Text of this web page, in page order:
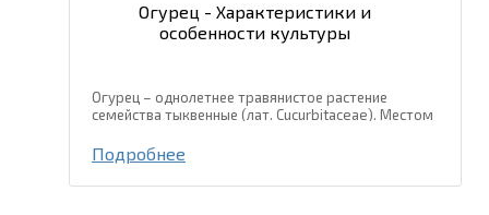
Огурец - Характеристики и
особенности культуры
Огурец – однолетнее травянистое растение
семейства тыквенные (лат. Cucurbitaceae). Местом
субтропические регионы Юго-Восточной Азии, где
и сейчас встречаются дикорастущие...
Подробнее